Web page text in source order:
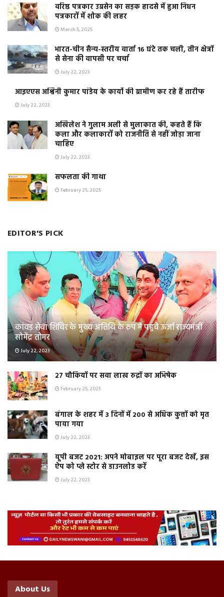
वरिष्ठ पत्रकार उग्रसेन का सड़क हादसे में हुआ निधन
पत्रकारों में शोक की लहर
March 5, 2025
भारत-चीन सैन्य-स्तरीय वार्ता 16 घंटे तक चली, तीन क्षेत्रों
से सेना की वापसी पर चर्चा
July 22, 2023
आइएएस अश्विनी कुमार पांडेय के कार्यो की ग्रामीण कर रहे हैं तारीफ
July 22, 2023
अखिलेश ने गुलाम अली से मुलाकात की, कहते हैं कि
कला और कलाकारों को राजनीति से नहीं जोड़ा जाना
चाहिए
July 22, 2023
सफलता की गाथा
February 25, 2025
EDITOR'S PICK
कांवड़ सेवा शिविर के मुख्य अतिथि के रुप मे पहुचे ऊर्जा राज्यमंत्री
सोमेंद्र तोमर
July 22, 2023
२७ चौकियों पर सवा लाख रुद्रों का अभिषेक
February 25, 2025
बंगाल के शहर में 3 दिनों में 200 से अधिक कुत्तों को मृत
पाया गया
July 22, 2023
यूपी बजट 2021: अपने मोबाइल पर पूरा बजट देखें, इस
ऐप को प्ले स्टोर से डाउनलोड करें
July 22, 2023
About Us